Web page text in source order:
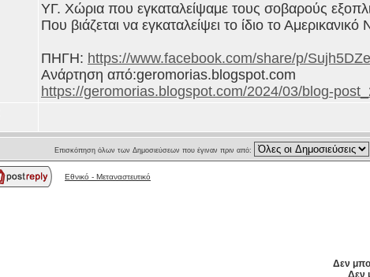
ΥΓ. Χώρια που εγκαταλείψαμε τους σοβαρούς
Που βιάζεται να εγκαταλείψει το ίδιο το Αμερικανικό
ΠΗΓΗ: https://www.facebook.com/share/p/
Ανάρτηση από:geromorias.blogspot.com
https://geromorias.blogspot.com/2024/03/blog-
Επισκόπηση όλων των Δημοσιεύσεων που έγιναν πριν από:
Εθνικό - Μεταναστευτικό
Δεν